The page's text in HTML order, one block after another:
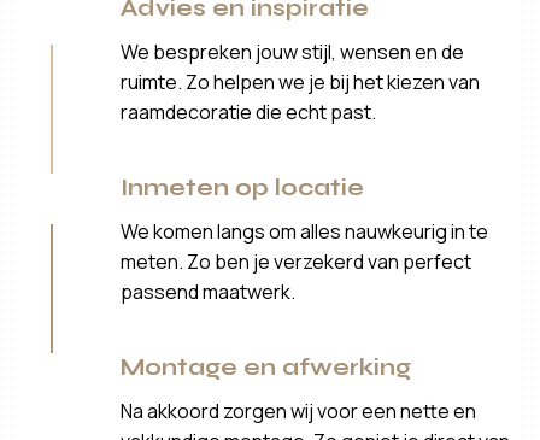
Advies en inspiratie
We bespreken jouw stijl, wensen en de
ruimte. Zo helpen we je bij het kiezen van
raamdecoratie die echt past.
Inmeten op locatie
We komen langs om alles nauwkeurig in te
meten. Zo ben je verzekerd van perfect
passend maatwerk.
Montage en afwerking
Na akkoord zorgen wij voor een nette en